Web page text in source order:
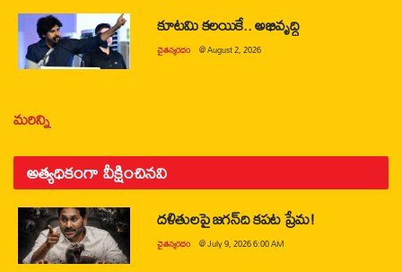
కూటమి కలయికే.. అభివృద్ధి
చైతన్యరధం @August 2, 2026
మరిన్ని
అత్యధికంగా వీక్షించినవి
దళితులపై జగన్‌ది కపట ప్రేమ!
చైతన్యరధం @July 9, 2026 6:00 AM